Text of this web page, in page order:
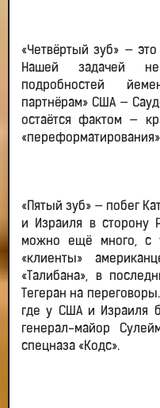
«Четвёртый зуб» —
Нашей задачей не
подробностей
партнёрам» США —
остаётся фактом —
«Пятый зуб» — побег
и Израиля в сторону
можно ещё много, с
«клиенты»
«Талибана», в
Тегеран на
где у США и Израиля
генерал-майор
спецназа «Кодс».